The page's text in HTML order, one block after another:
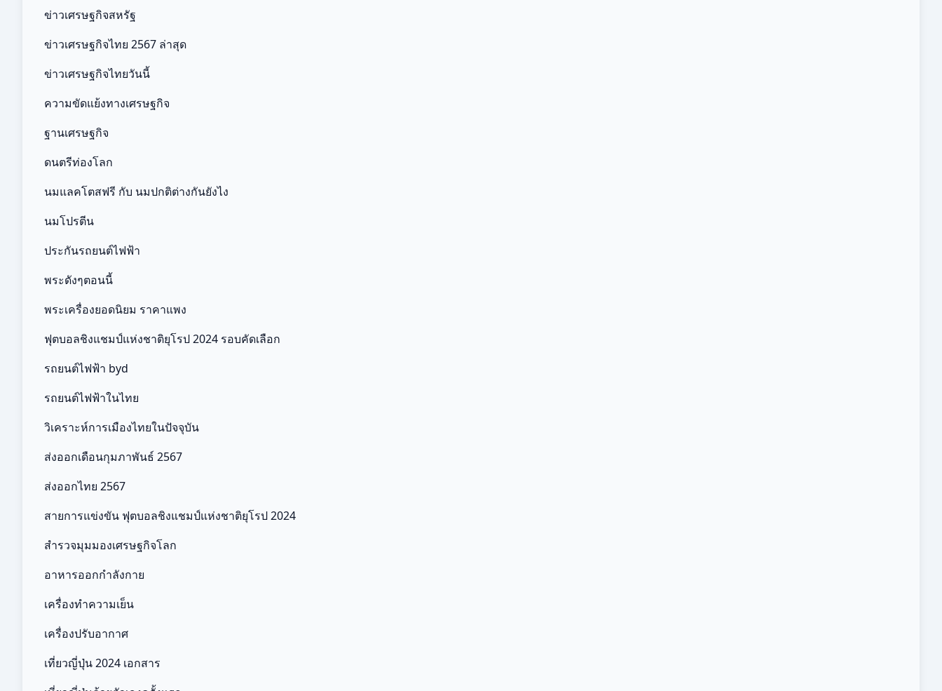
ข่าวเศรษฐกิจสหรัฐ
ข่าวเศรษฐกิจไทย 2567 ล่าสุด
ข่าวเศรษฐกิจไทยวันนี้
ความขัดแย้งทางเศรษฐกิจ
ฐานเศรษฐกิจ
ดนตรีท่องโลก
นมแลคโตสฟรี กับ นมปกติต่างกันยังไง
นมโปรตีน
ประกันรถยนต์ไฟฟ้า
พระดังๆตอนนี้
พระเครื่องยอดนิยม ราคาแพง
ฟุตบอลชิงแชมป์แห่งชาติยุโรป 2024 รอบคัดเลือก
รถยนต์ไฟฟ้า byd
รถยนต์ไฟฟ้าในไทย
วิเคราะห์การเมืองไทยในปัจจุบัน
ส่งออกเดือนกุมภาพันธ์ 2567
ส่งออกไทย 2567
สายการแข่งขัน ฟุตบอลชิงแชมป์แห่งชาติยุโรป 2024
สำรวจมุมมองเศรษฐกิจโลก
อาหารออกกําลังกาย
เครื่องทำความเย็น
เครื่องปรับอากาศ
เที่ยวญี่ปุ่น 2024 เอกสาร